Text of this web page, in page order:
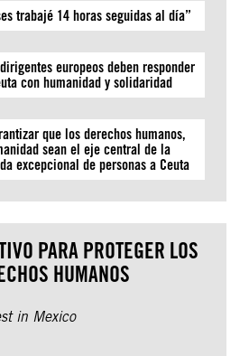
trabajé 14 horas seguidas al día”
europeos deben responder
con humanidad y solidaridad
que los derechos humanos,
sean el eje central de la
excepcional de personas a Ceuta
PARA PROTEGER LOS
HUMANOS